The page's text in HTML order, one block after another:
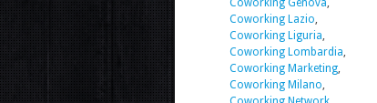
Coworking Genova,
Coworking Lazio,
Coworking Liguria,
Coworking Lombardia,
Coworking Marketing,
Coworking Milano,